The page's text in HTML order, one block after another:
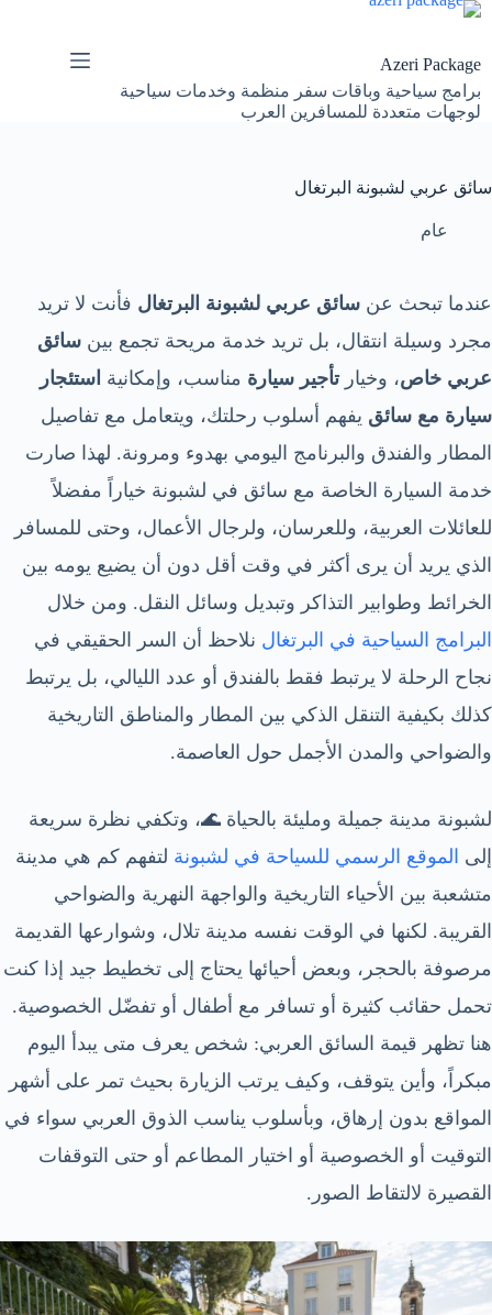
التجاوز
Azeri Package
برامج سياحية وباقات سفر منظمة وخدمات سياحية
لوجهات متعددة للمسافرين العرب
سائق عربي لشبونة البرتغال
عام
عندما تبحث عن سائق عربي لشبونة البرتغال فأنت لا تريد
مجرد وسيلة انتقال، بل تريد خدمة مريحة تجمع بين سائق
عربي خاص، وخيارتأجير سيارة مناسب، وإمكانية استئجار
سيارة مع سائق يفهم أسلوب رحلتك، ويتعامل مع تفاصيل
المطار والفندق والبرنامج اليومي بهدوء ومرونة. لهذا صارت
خدمة السيارة الخاصة مع سائق في لشبونة خياراً مفضلاً
للعائلات العربية، وللعرسان، ولرجال الأعمال، وحتى للمسافر
الذي يريد أن يرى أكثر في وقت أقل دون أن يضيع يومه بين
الخرائط وطوابير التذاكر وتبديل وسائل النقل. ومن خلال
البرامج السياحية في البرتغال نلاحظ أن السر الحقيقي في
نجاح الرحلة لا يرتبط فقط بالفندق أو عدد الليالي، بل يرتبط
كذلك بكيفية التنقل الذكي بين المطار والمناطق التاريخية
والضواحي والمدن الأجمل حول العاصمة.
لشبونة مدينة جميلة ومليئة بالحياة 🌊، وتكفي نظرة سريعة
إلى الموقع الرسمي للسياحة في لشبونة لتفهم كم هي مدينة
متشعبة بين الأحياء التاريخية والواجهة النهرية والضواحي
القريبة. لكنها في الوقت نفسه مدينة تلال، وشوارعها القديمة
مرصوفة بالحجر، وبعض أحيائها يحتاج إلى تخطيط جيد إذا كنت
تحمل حقائب كثيرة أو تسافر مع أطفال أو تفضّل الخصوصية.
هنا تظهر قيمة السائق العربي: شخص يعرف متى يبدأ اليوم
مبكراً، وأين يتوقف، وكيف يرتب الزيارة بحيث تمر على أشهر
المواقع بدون إرهاق، وبأسلوب يناسب الذوق العربي سواء في
التوقيت أو الخصوصية أو اختيار المطاعم أو حتى التوقفات
القصيرة لالتقاط الصور.